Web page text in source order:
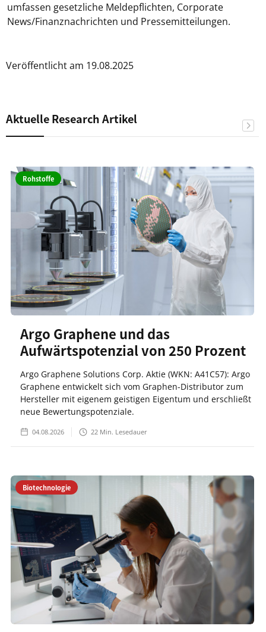
umfassen gesetzliche Meldepflichten, Corporate
News/Finanznachrichten und Pressemitteilungen.
Veröffentlicht am 19.08.2025
Aktuelle Research Artikel
Rohstoffe
Argo Graphene und das
Aufwärtspotenzial von 250 Prozent
Argo Graphene Solutions Corp. Aktie (WKN: A41C57): Argo
Graphene entwickelt sich vom Graphen-Distributor zum
Hersteller mit eigenem geistigen Eigentum und erschließt
neue Bewertungspotenziale.
04.08.2026 22 Min. Lesedauer
Biotechnologie